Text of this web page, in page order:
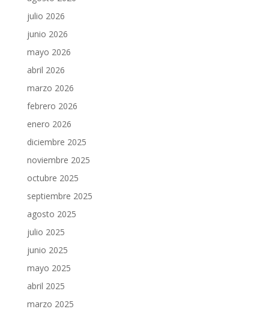
julio 2026
junio 2026
mayo 2026
abril 2026
marzo 2026
febrero 2026
enero 2026
diciembre 2025
noviembre 2025
octubre 2025
septiembre 2025
agosto 2025
julio 2025
junio 2025
mayo 2025
abril 2025
marzo 2025